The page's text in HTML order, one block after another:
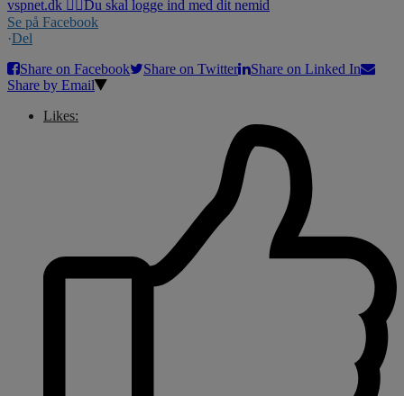
Se på Facebook
·Del
Share on Facebook
Share on Twitter
Share on Linked In
Share by Email
Likes: